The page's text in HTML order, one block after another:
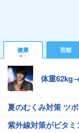
健康 芸能
体重
夏のむくみ対策 ツ
紫外線対策がビタ